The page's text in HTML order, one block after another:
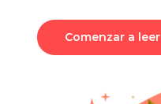
Comenzar a leer